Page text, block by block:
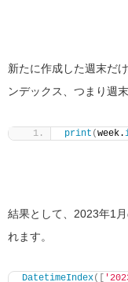
新たに作成した週末だ
ンデックス、つまり週
print (week.
結果として、2023年1
れます。
DatetimeIndex([